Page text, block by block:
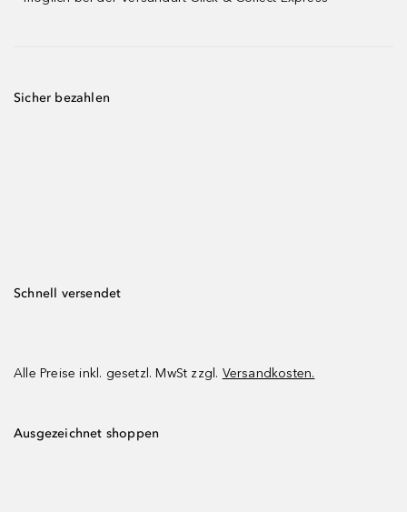
Sicher bezahlen
Schnell versendet
Alle Preise inkl. gesetzl. MwSt zzgl. Versandkosten.
Ausgezeichnet shoppen